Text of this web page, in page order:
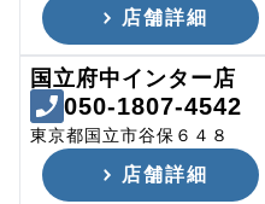
店舗詳細
国立府中インター店
050-1807-4542
東京都国立市谷保６４８
店舗詳細